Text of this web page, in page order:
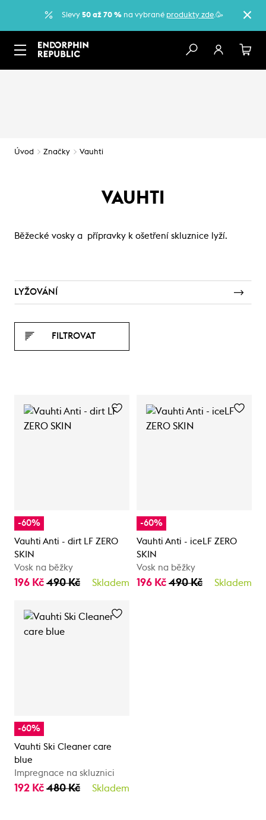
Slevy 50 až 70 % na vybrané produkty zde.🥳
Úvod Značky Vauhti
VAUHTI
Běžecké vosky a přípravky k ošetření skluznice lyží.
LYŽOVÁNÍ
FILTROVAT
-60%
Vauhti Anti - dirt LF ZERO
SKIN
Vosk na běžky
196 Kč 490 Kč Skladem
-60%
Vauhti Anti - iceLF ZERO
SKIN
Vosk na běžky
196 Kč 490 Kč Skladem
-60%
Vauhti Ski Cleaner care
blue
Impregnace na skluznici
192 Kč 480 Kč Skladem